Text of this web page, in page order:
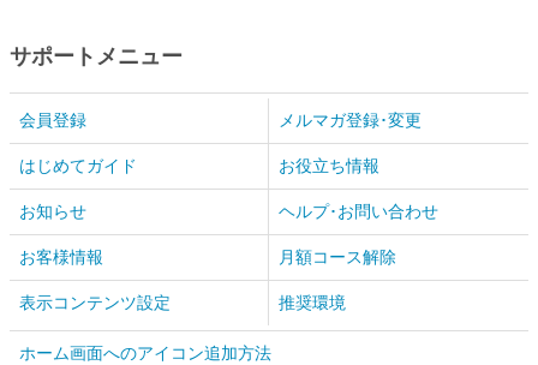
サポートメニュー
会員登録 メルマガ登録･変更
はじめてガイド お役立ち情報
お知らせ ヘルプ･お問い合わせ
お客様情報 月額コース解除
表示コンテンツ設定 推奨環境
ホーム画面へのアイコン追加方法